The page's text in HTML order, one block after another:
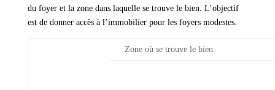
du foyer et la zone dans laquelle se trouve le bien. L’objectif
est de donner accès à l’immobilier pour les foyers modestes.
Zone où se trouve le bien